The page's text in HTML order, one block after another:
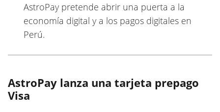
AstroPay pretende abrir una puerta a la
economía digital y a los pagos digitales en
Perú.
AstroPay lanza una tarjeta prepago
Visa